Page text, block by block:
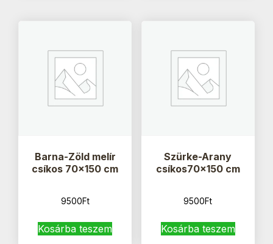
Barna-Zöld melír
csíkos 70×150 cm
9500Ft
Kosárba teszem
Szürke-Arany
csíkos70x150 cm
9500Ft
Kosárba teszem